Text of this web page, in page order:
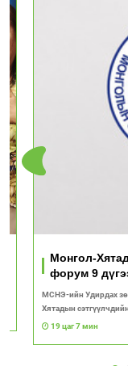
Монгол-
форум 9
МСНЭ-ийн Удирдах
Хятадын
19 цаг 7 мин